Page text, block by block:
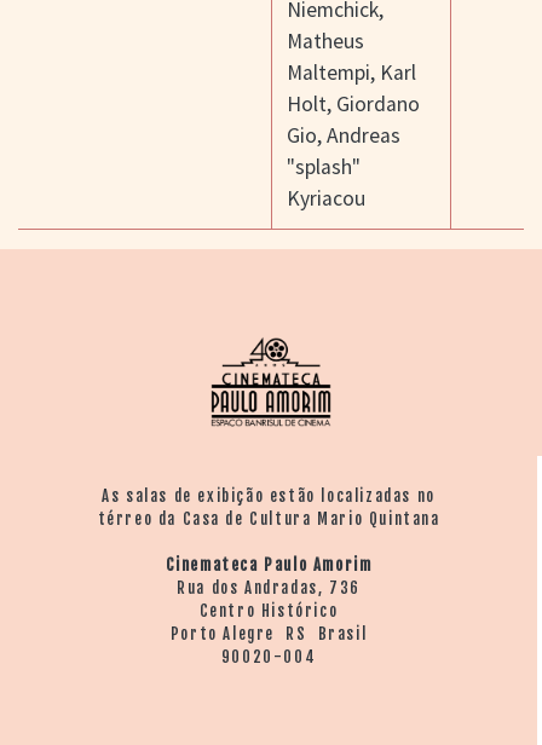
Niemchick,
Matheus
Maltempi, Karl
Holt, Giordano
Gio,Andreas
"splash"
Kyriacou
As salas de exibição estão localizadas no
térreo da Casa de Cultura Mario Quintana
Cinemateca Paulo Amorim
Rua dos Andradas, 736
Centro Histórico
Porto Alegre RS Brasil
90020-004